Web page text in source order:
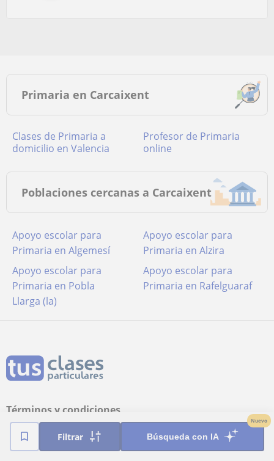
Filtrar Búsqueda con IA
Nuevo
Primaria en Carcaixent
Clases de Primaria a
domicilio en Valencia
Profesor de Primaria
online
Poblaciones cercanas a Carcaixent
Apoyo escolar para
Primaria en Algemesí
Apoyo escolar para
Primaria en Alzira
Apoyo escolar para
Primaria en Pobla
Llarga (la)
Apoyo escolar para
Primaria en Rafelguaraf
Términos y condiciones
Política de cookies
Configuración de Cookies